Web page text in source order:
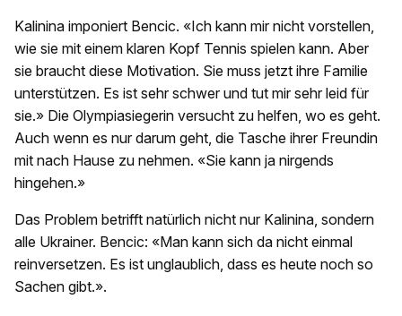
Kalinina imponiert Bencic. «Ich kann mir nicht vorstellen,
wie sie mit einem klaren Kopf Tennis spielen kann. Aber
sie braucht diese Motivation. Sie muss jetzt ihre Familie
unterstützen. Es ist sehr schwer und tut mir sehr leid für
sie.» Die Olympiasiegerin versucht zu helfen, wo es geht.
Auch wenn es nur darum geht, die Tasche ihrer Freundin
mit nach Hause zu nehmen. «Sie kann ja nirgends
hingehen.»
Das Problem betrifft natürlich nicht nur Kalinina, sondern
alle Ukrainer. Bencic: «Man kann sich da nicht einmal
reinversetzen. Es ist unglaublich, dass es heute noch so
Sachen gibt.».